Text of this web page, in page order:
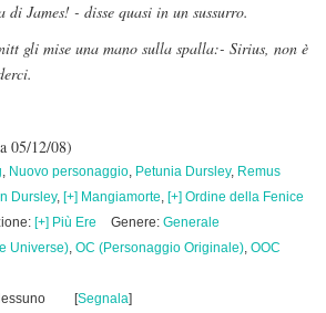
James! - disse quasi in un sussurro.
gli mise una mano sulla spalla:- Sirius, non è
05/12/08)
, Nuovo personaggio, Petunia Dursley, Remus
Dursley, [+] Mangiamorte, [+] Ordine della Fenice
[+] Più Ere Genere: Generale
Universe), OC (Personaggio Originale), OOC
[Segnala]